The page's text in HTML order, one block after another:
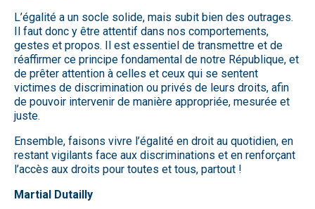
L’égalité a un socle solide, mais subit bien des outrages.
Il faut donc y être attentif dans nos comportements,
gestes et propos. Il est essentiel de transmettre et de
réaffirmer ce principe fondamental de notre République, et
de prêter attention à celles et ceux qui se sentent
victimes de discrimination ou privés de leurs droits, afin
de pouvoir intervenir de manière appropriée, mesurée et
juste.
Ensemble, faisons vivre l’égalité en droit au quotidien, en
restant vigilants face aux discriminations et en renforçant
l’accès aux droits pour toutes et tous, partout !
Martial Dutailly